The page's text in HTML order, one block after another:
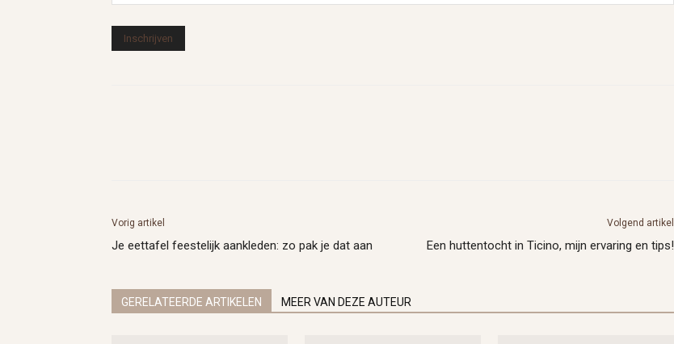
Vorig artikel
Je eettafel feestelijk aankleden: zo pak je dat aan
Volgend artikel
Een huttentocht in Ticino, mijn ervaring en tips!
GERELATEERDE ARTIKELEN MEER VAN DEZE AUTEUR